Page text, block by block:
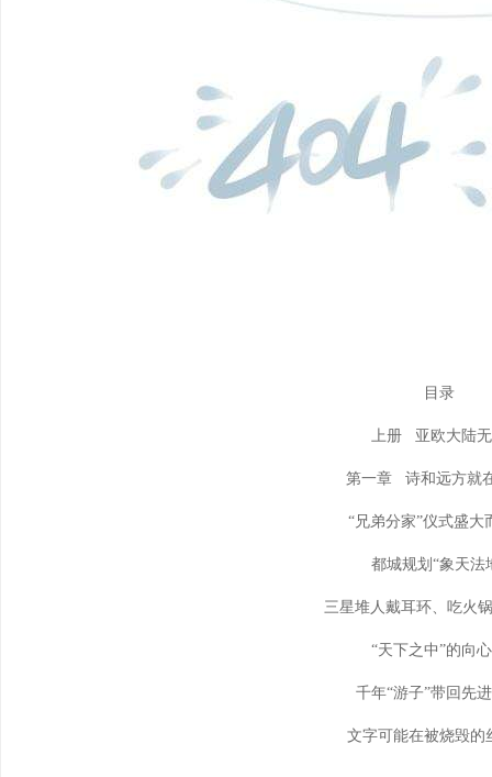
目录
上册 亚欧大陆
第一章 诗和远方就
“兄弟分家”仪式盛大
都城规划“象天法
三星堆人戴耳环、吃火
“天下之中”的向
千年“游子”带回先
文字可能在被烧毁的